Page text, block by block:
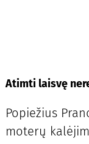
Atimti laisvę
Popiežius
moterų